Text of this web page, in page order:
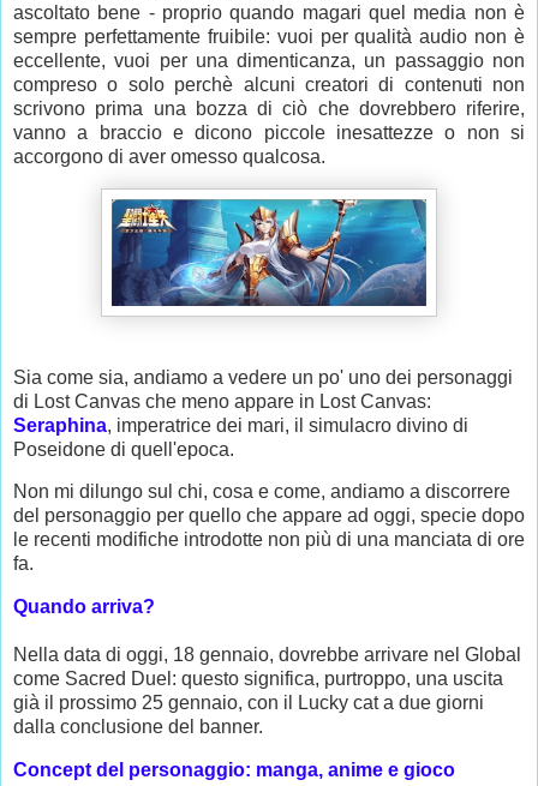
ascoltato bene - proprio quando magari quel media non è
sempre perfettamente fruibile: vuoi per qualità audio non è
eccellente, vuoi per una dimenticanza, un passaggio non
compreso o solo perchè alcuni creatori di contenuti non
scrivono prima una bozza di ciò che dovrebbero riferire,
vanno a braccio e dicono piccole inesattezze o non si
accorgono di aver omesso qualcosa.
Sia come sia, andiamo a vedere un po' uno dei personaggi
di Lost Canvas che meno appare in Lost Canvas:
Seraphina, imperatrice dei mari, il simulacro divino di
Poseidone di quell'epoca.
Non mi dilungo sul chi, cosa e come, andiamo a discorrere
del personaggio per quello che appare ad oggi, specie dopo
le recenti modifiche introdotte non più di una manciata di ore
fa.
Quando arriva?
Nella data di oggi, 18 gennaio, dovrebbe arrivare nel Global
come Sacred Duel: questo significa, purtroppo, una uscita
già il prossimo 25 gennaio, con il Lucky cat a due giorni
dalla conclusione del banner.
Concept del personaggio: manga, anime e gioco